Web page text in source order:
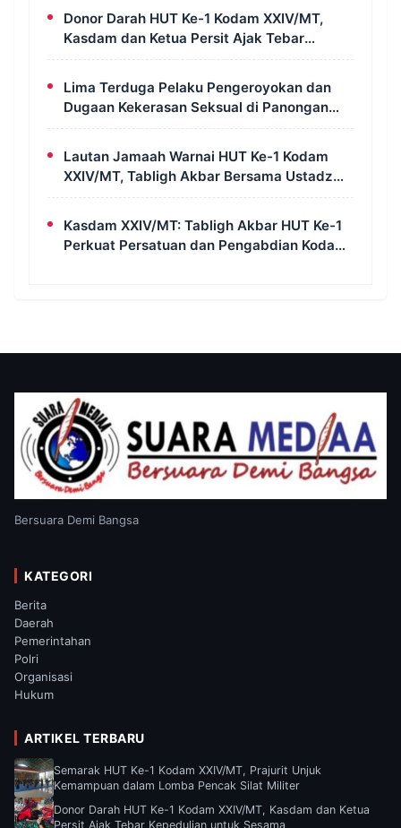
Donor Darah HUT Ke-1 Kodam XXIV/MT,
Kasdam dan Ketua Persit Ajak Tebar
Kepedulian untuk Sesama
Lima Terduga Pelaku Pengeroyokan dan
Dugaan Kekerasan Seksual di Panongan
Ditangkap Polresta Tangerang
Lautan Jamaah Warnai HUT Ke-1 Kodam
XXIV/MT, Tabligh Akbar Bersama Ustadz
Das’ad Latif Penuh Kehangatan dan
Kasdam XXIV/MT: Tabligh Akbar HUT Ke-1
Perkuat Persatuan dan Pengabdian Kodam
Bersuara Demi Bangsa
KATEGORI
Berita
Daerah
Pemerintahan
Polri
Organisasi
Hukum
ARTIKEL TERBARU
Semarak HUT Ke-1 Kodam XXIV/MT, Prajurit Unjuk
Kemampuan dalam Lomba Pencak Silat Militer
Donor Darah HUT Ke-1 Kodam XXIV/MT, Kasdam dan Ketua
Persit Ajak Tebar Kepedulian untuk Sesama